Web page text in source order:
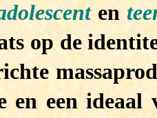
en
op de
en een ideaal